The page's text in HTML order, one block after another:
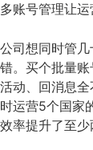
多账号管理让
公司想同时管
错。买个批量
活动、回消息
时运营5个国家
效率提升了至少